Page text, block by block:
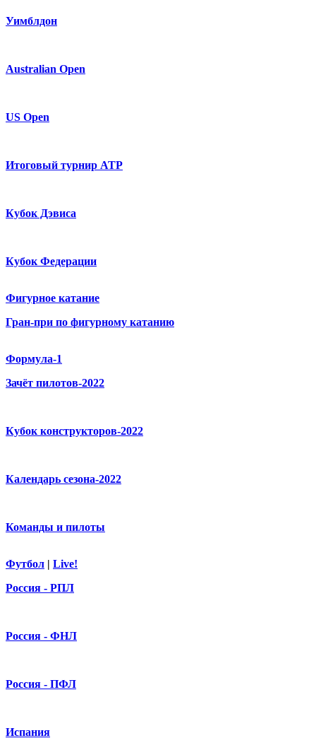
Уимблдон
Australian Open
US Open
Итоговый турнир ATP
Кубок Дэвиса
Кубок Федерации
Фигурное катание
Гран-при по фигурному катанию
Формула-1
Зачёт пилотов-2022
Кубок конструкторов-2022
Календарь сезона-2022
Команды и пилоты
Футбол | Live!
Россия - РПЛ
Россия - ФНЛ
Россия - ПФЛ
Испания